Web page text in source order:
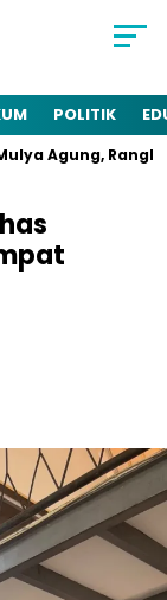
POLITIK
Agung, Rangkaian